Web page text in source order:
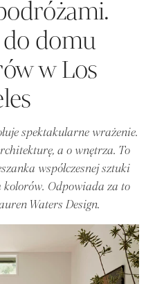
domu
w Los
spektakularne wrażenie.
a o wnętrza. To
współczesnej sztuki
Odpowiada za to
Waters Design.